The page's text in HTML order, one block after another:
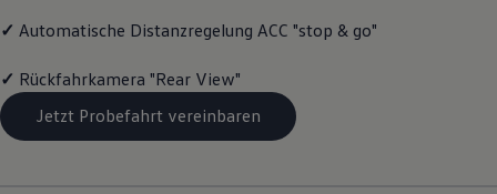
Assistenzsysteme
Live Beratung
Magazin
Lifestyle
Transport
Familie
✓ Automatische Distanzregelung ACC "stop & go"
✓ Rückfahrkamera "Rear View"
Jetzt Probefahrt vereinbaren